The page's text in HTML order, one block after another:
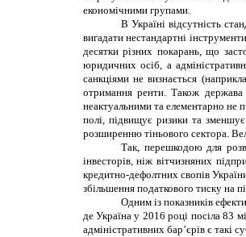
економічними групами.
В Україні відсутність
вигадати нестандартні
десятки різних покарань, що
юридичних осіб, а
санкціями не визнається
отримання ренти. Також держава
неактуальними та елементарно не
полі, підвищує ризики та
розширенню тіньового сектора.
Так, перешкодою для
інвесторів, ніж вітчизняних
кредитно-дефолтних свопів
збільшення податкового тиску на
Одним із показників
де Україна у 2016 році посіла 83
адміністративних бар’єрів є такі